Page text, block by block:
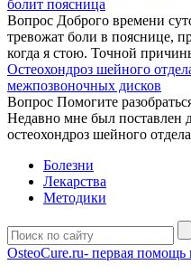
болит поясница
Вопрос Доброго времени
тревожат боли в пояснице,
когда я стою. Точной
Остеохондроз шейного
межпозвоночных дисков
Вопрос Помогите
Недавно мне был
остеохондроз шейного
Болезни
Лекарства
Методики
OsteoCure.ru- первая помощь